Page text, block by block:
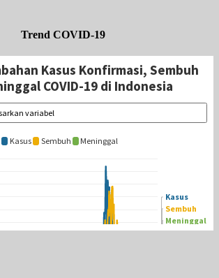
Trend COVID-19